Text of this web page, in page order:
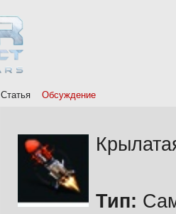
Перейти
навигации
Перейти
поиску
Тип:
Статья Обсуждение